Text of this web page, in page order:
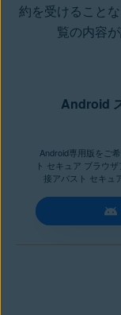
約を受けること
覧の内容
Android
Android専用版をご
ト セキュア ブラウ
接アバスト セキュ